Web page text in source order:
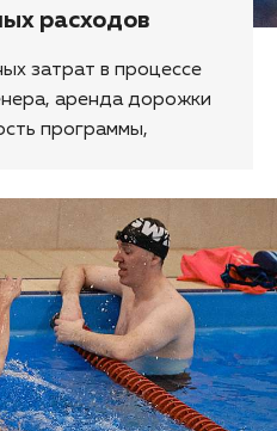
расходов
затрат в процессе
аренда дорожки
программы,